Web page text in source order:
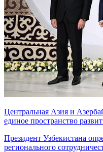
Центральная Азия и
единое пространство
Президент Узбекистана
регионального